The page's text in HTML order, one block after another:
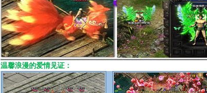
温馨浪漫的爱情见证：